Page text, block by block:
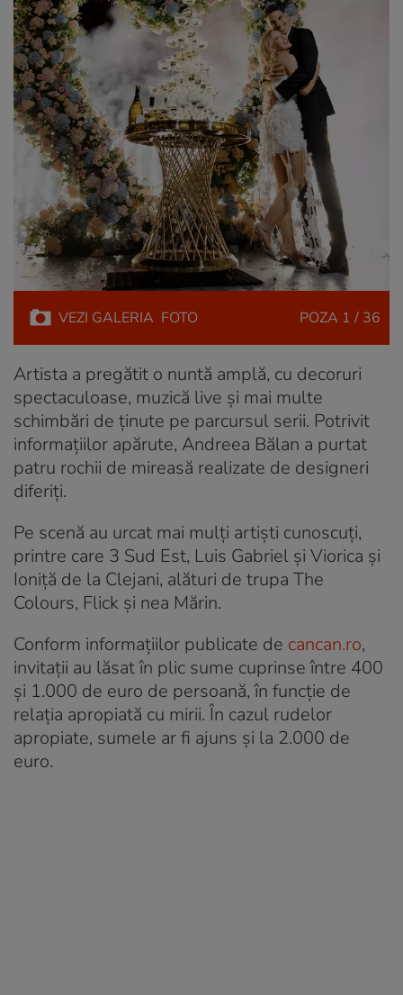
VEZI GALERIA FOTO POZA 1 / 36
Artista a pregătit o nuntă amplă, cu decoruri
spectaculoase, muzică live și mai multe
schimbări de ținute pe parcursul serii. Potrivit
informațiilor apărute, Andreea Bălan a purtat
patru rochii de mireasă realizate de designeri
diferiți.
Pe scenă au urcat mai mulți artiști cunoscuți,
printre care 3 Sud Est, Luis Gabriel și Viorica și
Ioniță de la Clejani, alături de trupa The
Colours, Flick și nea Mărin.
Conform informațiilor publicate de cancan.ro,
invitații au lăsat în plic sume cuprinse între 400
și 1.000 de euro de persoană, în funcție de
relația apropiată cu mirii. În cazul rudelor
apropiate, sumele ar fi ajuns și la 2.000 de
euro.